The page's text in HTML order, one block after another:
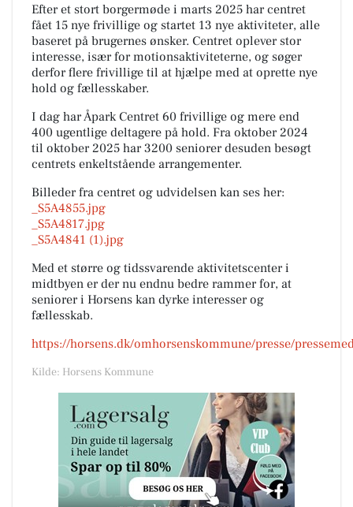
Efter et stort borgermøde i marts 2025 har centret
fået 15 nye frivillige og startet 13 nye aktiviteter, alle
baseret på brugernes ønsker. Centret oplever stor
interesse, især for motionsaktiviteterne, og søger
derfor flere frivillige til at hjælpe med at oprette nye
hold og fællesskaber.
I dag har Åpark Centret 60 frivillige og mere end
400 ugentlige deltagere på hold. Fra oktober 2024
til oktober 2025 har 3200 seniorer desuden besøgt
centrets enkeltstående arrangementer.
Billeder fra centret og udvidelsen kan ses her:
_S5A4855.jpg
_S5A4817.jpg
_S5A4841 (1).jpg
Med et større og tidssvarende aktivitetscenter i
midtbyen er der nu endnu bedre rammer for, at
seniorer i Horsens kan dyrke interesser og
fællesskab.
https://horsens.dk/omhorsenskommune/presse/
Kilde: Horsens Kommune